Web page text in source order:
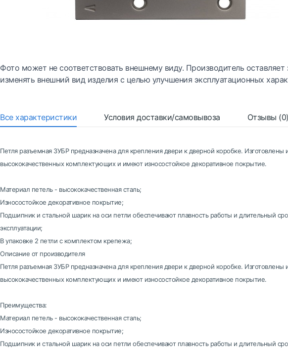
Фото может не соответствовать внешнему виду. Производитель оставляет
изменять внешний вид изделия с целью улучшения эксплуатационных
Все характеристики Условия доставки/самовывоза Отзывы (0)
Петля разъемная ЗУБР предназначена для крепления двери к дверной коробке. Изготовлены
высококачественных комплектующих и имеют износостойкое декоративное покрытие.
Материал петель - высококачественная сталь;
Износостойкое декоративное покрытие;
Подшипник и стальной шарик на оси петли обеспечивают плавность работы и длительный
эксплуатации;
В упаковке 2 петли с комплектом крепежа;
Описание от производителя
Петля разъемная ЗУБР предназначена для крепления двери к дверной коробке. Изготовлены
высококачественных комплектующих и имеют износостойкое декоративное покрытие.
Преимущества:
Материал петель - высококачественная сталь;
Износостойкое декоративное покрытие;
Подшипник и стальной шарик на оси петли обеспечивают плавность работы и длительный